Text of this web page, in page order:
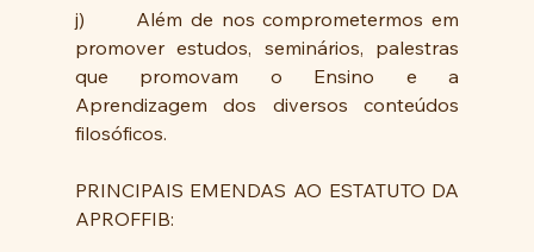
j)   	Além de nos comprometermos em
promover estudos, seminários, palestras
que promovam o Ensino e a
Aprendizagem dos diversos conteúdos
filosóficos.
PRINCIPAIS EMENDAS AO ESTATUTO DA
APROFFIB: